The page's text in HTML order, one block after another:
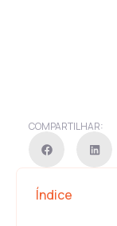
COMPARTILHAR:
Índice